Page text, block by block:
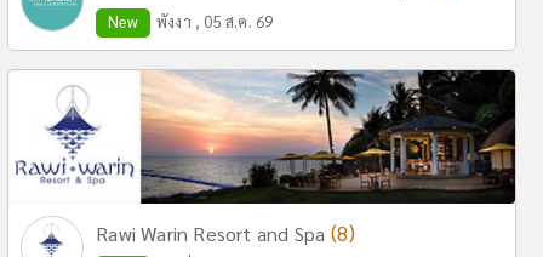
New พังงา , 05 ส.ค. 69
Rawi Warin Resort and Spa (8)